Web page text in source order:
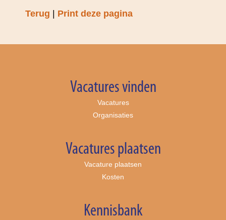
Terug | Print deze pagina
Vacatures vinden
Vacatures
Organisaties
Vacatures plaatsen
Vacature plaatsen
Kosten
Kennisbank